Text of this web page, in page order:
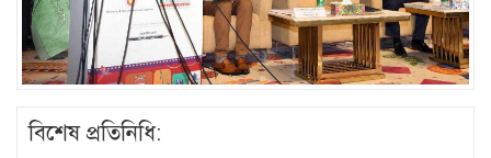
বিশেষ প্রতিনিধি: